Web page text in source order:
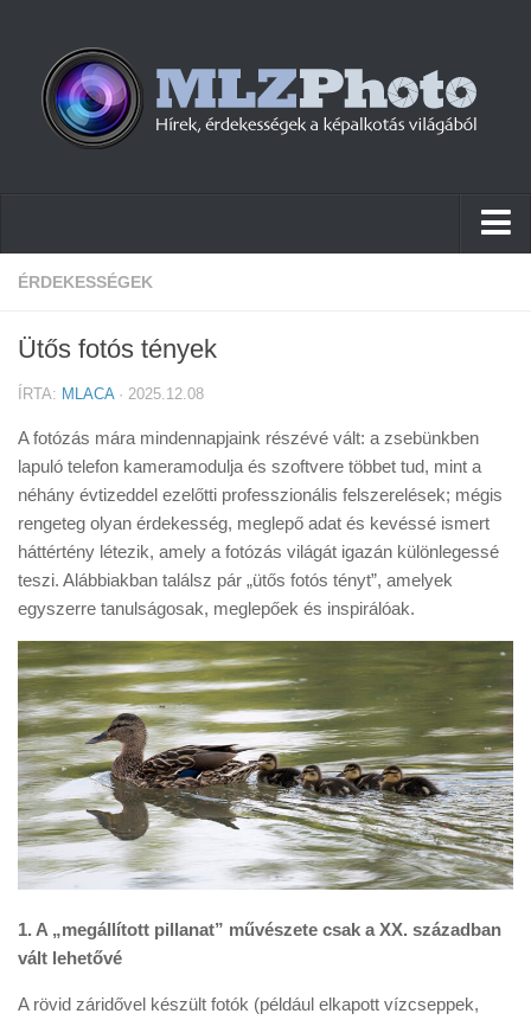
Hírek
Cikkek
Firmware
Tudástár
Tanácsok
Érdekességek
E-BB
ÉRDEKESSÉGEK
Ütős fotós tények
ÍRTA: MLACA· 2025.12.08
A fotózás mára mindennapjaink részévé vált: a zsebünkben
lapuló telefon kameramodulja és szoftvere többet tud, mint a
néhány évtizeddel ezelőtti professzionális felszerelések; mégis
rengeteg olyan érdekesség, meglepő adat és kevéssé ismert
háttértény létezik, amely a fotózás világát igazán különlegessé
teszi. Alábbiakban találsz pár „ütős fotós tényt”, amelyek
egyszerre tanulságosak, meglepőek és inspirálóak.
1. A „megállított pillanat” művészete csak a XX. században
vált lehetővé
A rövid záridővel készült fotók (például elkapott vízcseppek,